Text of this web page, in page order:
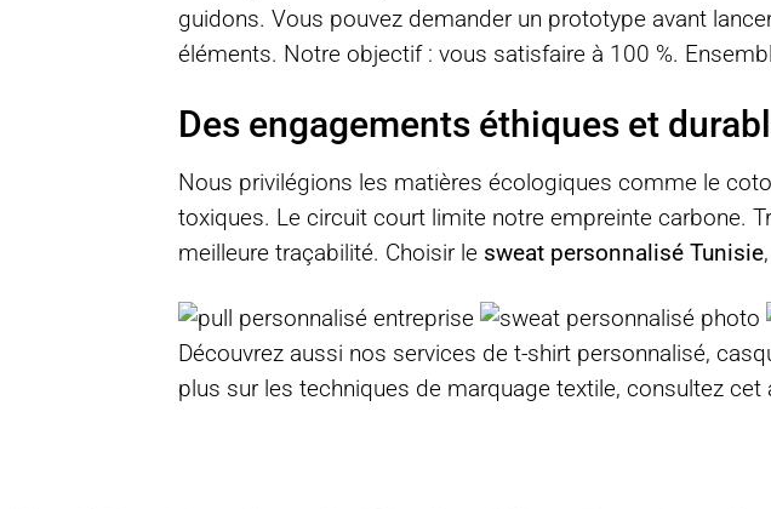
guidons. Vous pouvez demander un prototype avant
éléments. Notre objectif : vous satisfaire à 100 %.
Des engagements éthiques et
Nous privilégions les matières écologiques comme le
toxiques. Le circuit court limite notre empreinte carbone.
meilleure traçabilité. Choisir le sweat personnalisé Tunisie
Découvrez aussi nos services de t-shirt personnalisé,
plus sur les techniques de marquage textile, consultez cet